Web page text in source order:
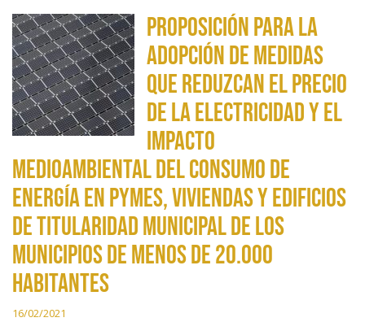
Proposición para la
adopción de medidas
que reduzcan el precio
de la electricidad y el
impacto
medioambiental del consumo de
energía en pymes, viviendas y edificios
de titularidad municipal de los
municipios de menos de 20.000
habitantes
16/02/2021